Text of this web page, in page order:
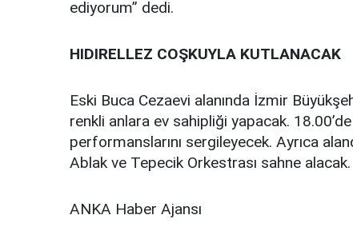
ediyorum” dedi.
HIDIRELLEZ COŞKUYLA KUTLANACAK
Eski Buca Cezaevi alanında İzmir
renkli anlara ev sahipliği yapacak.
performanslarını sergileyecek. Ayrıca
Ablak ve Tepecik Orkestrası sahne alacak.
ANKA Haber Ajansı